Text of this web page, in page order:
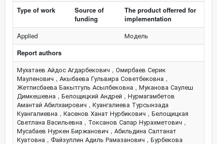
Type of work
Source of
funding
The product offerred for
implementation
Applied
Модель
Report authors
Мухатаев Айдос Агдарбекович , Омирбаев Серик
Мауленович , Акыбаева Гульвира Советбековна ,
Жетписбаева Бакытгуль Асылбековна , Муканова Саулеш
Димкешевна , Белощицкий Андрей , Нурмагамбетов
Амантай Абилхаирович , Куангалиева Турсынзада
Куангалиевна , Касенов Ханат Нурбикович , Белощицкая
Светлана Васильевна , Токсанов Сапар Нурахметович ,
Мусабаев Нуркен Биржанович , Абильдина Салтанат
Куатовна , Файзуллин Адиль Рамазанович , Бурбекова